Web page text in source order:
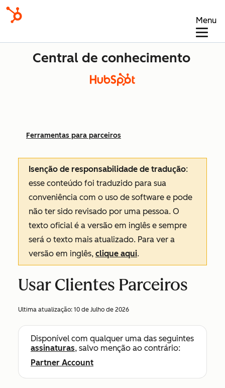
Menu
Central de conhecimento
Ferramentas para parceiros
Isenção de responsabilidade de tradução:
esse conteúdo foi traduzido para sua
conveniência com o uso de software e pode
não ter sido revisado por uma pessoa. O
texto oficial é a versão em inglês e sempre
será o texto mais atualizado. Para ver a
versão em inglês, clique aqui.
Usar Clientes Parceiros
Ultima atualização: 10 de Julho de 2026
Disponível com qualquer uma das seguintes
assinaturas, salvo menção ao contrário:
Partner Account